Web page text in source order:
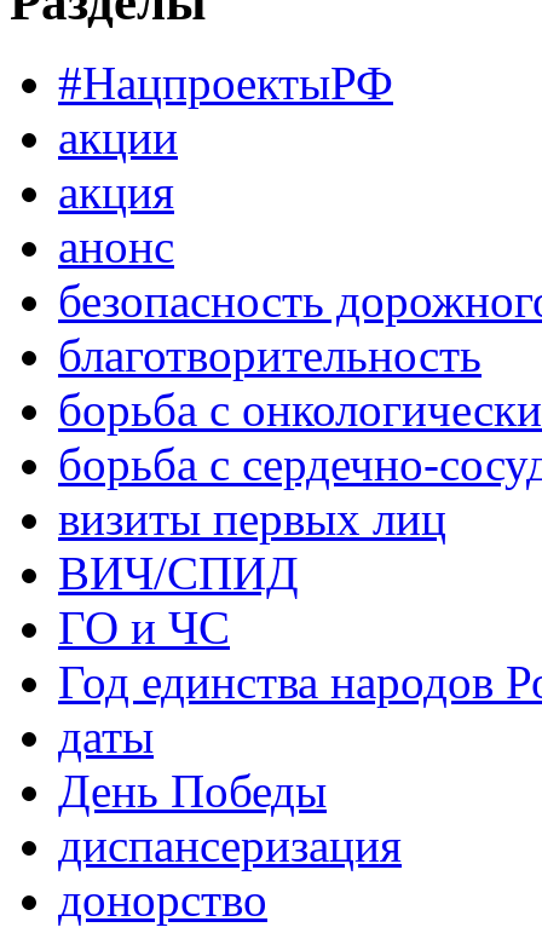
#НацпроектыРФ
акции
акция
анонс
безопасность
благотворительность
борьба с
борьба с сердечно-
визиты первых лиц
ВИЧ/СПИД
ГО и ЧС
Год единства народов
даты
День Победы
диспансеризация
донорство